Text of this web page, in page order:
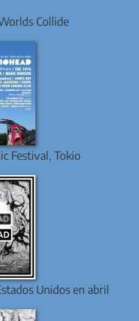
Collide
Festival, Tokio
Unidos en abril